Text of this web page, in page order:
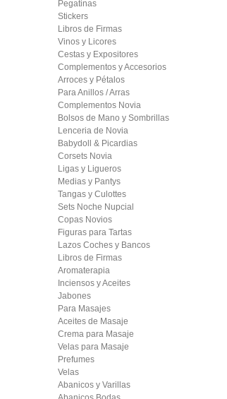
Pegatinas
Stickers
Libros de Firmas
Vinos y Licores
Cestas y Expositores
Complementos y Accesorios
Arroces y Pétalos
Para Anillos / Arras
Complementos Novia
Bolsos de Mano y Sombrillas
Lenceria de Novia
Babydoll & Picardias
Corsets Novia
Ligas y Ligueros
Medias y Pantys
Tangas y Culottes
Sets Noche Nupcial
Copas Novios
Figuras para Tartas
Lazos Coches y Bancos
Libros de Firmas
Aromaterapia
Inciensos y Aceites
Jabones
Para Masajes
Aceites de Masaje
Crema para Masaje
Velas para Masaje
Prefumes
Velas
Abanicos y Varillas